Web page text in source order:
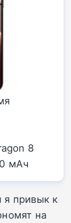
8
мАч
я привык к
на